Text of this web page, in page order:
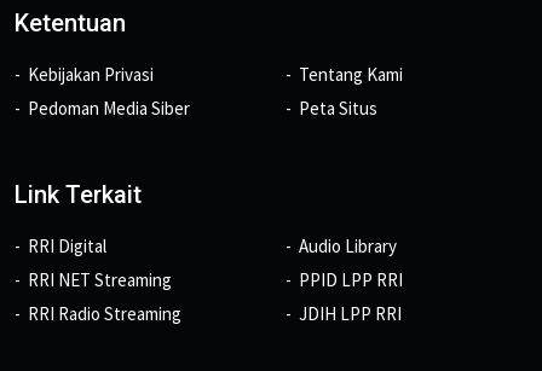
Ketentuan
Kebijakan Privasi
Pedoman Media Siber
Tentang Kami
Peta Situs
Link Terkait
RRI Digital
RRI NET Streaming
RRI Radio Streaming
Audio Library
PPID LPP RRI
JDIH LPP RRI